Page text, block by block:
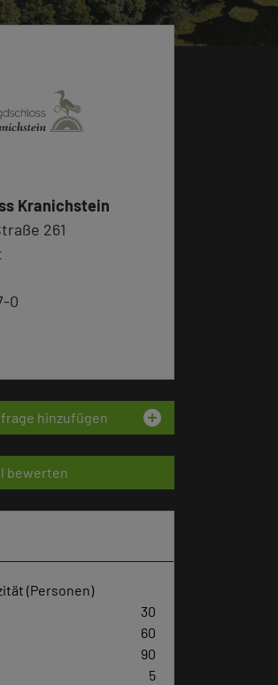
Kranichstein
261
0
hinzufügen add_circle
bewerten
(Personen)
30
60
90
5